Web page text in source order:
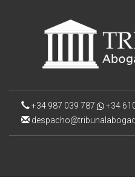
+34 987 039 787
+34